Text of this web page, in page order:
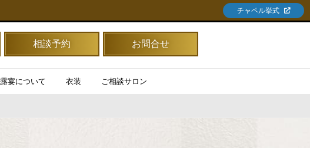
チャペル挙式
相談予約 お問合せ
宴について 衣装 ご相談サロン